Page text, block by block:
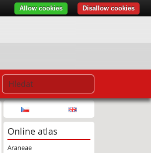
Online atlas
Araneae
Disallow cookies
Allow cookies